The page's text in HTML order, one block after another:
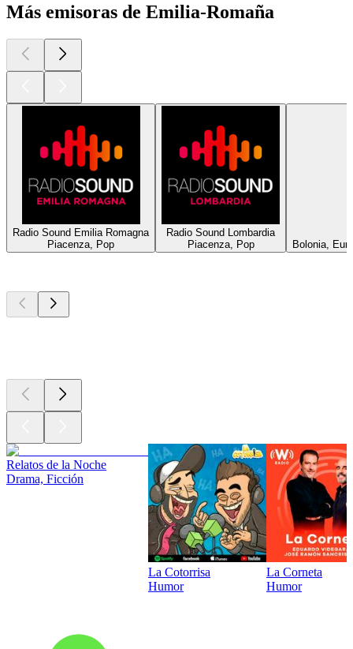
Más emisoras de Emilia-Romaña
Radio Sound Emilia Romagna
Piacenza, Pop
Radio Sound Lombardia
Piacenza, Pop
Bolonia,
Relatos de la Noche
Drama, Ficción
La Cotorrisa
Humor
La Corneta
Humor